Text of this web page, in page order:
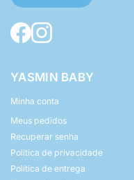
YASMIN BABY
Minha conta
Meus pedidos
Recuperar senha
Política de privacidade
Política de entrega